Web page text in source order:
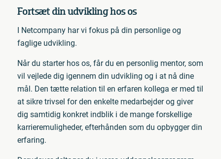
Fortsæt din udvikling hos os
I Netcompany har vi fokus på din personlige og
faglige udvikling.
Når du starter hos os, får du en personlig mentor, som
vil vejlede dig igennem din udvikling og i at nå dine
mål. Den tætte relation til en erfaren kollega er med til
at sikre trivsel for den enkelte medarbejder og giver
dig samtidig konkret indblik i de mange forskellige
karrieremuligheder, efterhånden som du opbygger din
erfaring.